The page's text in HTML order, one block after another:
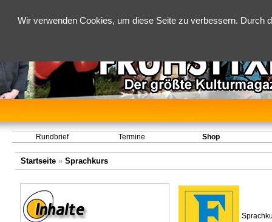
Wir verwenden Cookies, um diese Seite zu verbessern.
Rundbrief Termine Shop
Startseite» Sprachkurs